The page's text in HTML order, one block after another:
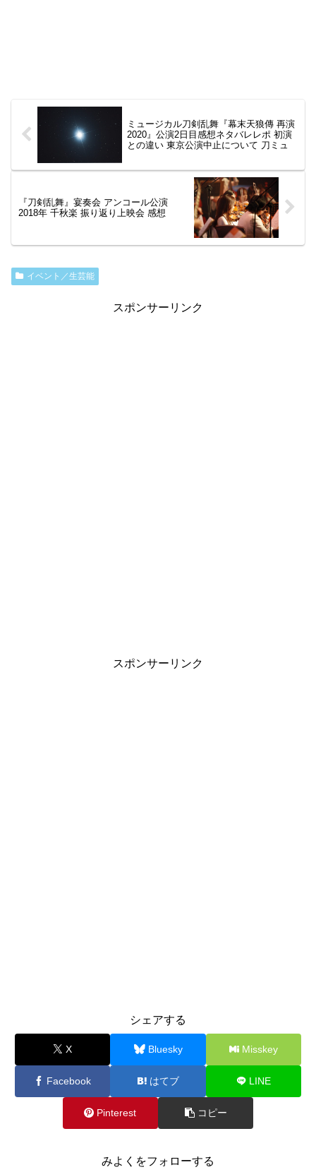
ミュージカル刀剣乱舞『幕末天狼傳 再演
2020』公演2日目感想ネタバレレポ 初演
との違い 東京公演中止について 刀ミュ
『刀剣乱舞』宴奏会 アンコール公演
2018年 千秋楽 振り返り上映会 感想
イベント／生芸能
スポンサーリンク
スポンサーリンク
シェアする
X Bluesky Misskey
Facebook はてブ LINE
Pinterest コピー
みよくをフォローする